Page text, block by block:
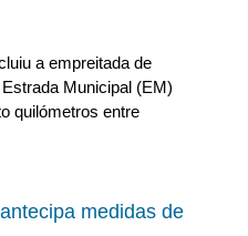
a empreitada de
Municipal (EM)
quilómetros entre
medidas de